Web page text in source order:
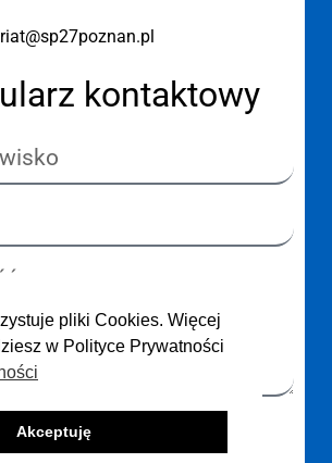
kontaktowy
Wyślij
pliki Cookies. Więcej
w Polityce Prywatności
Akceptuję